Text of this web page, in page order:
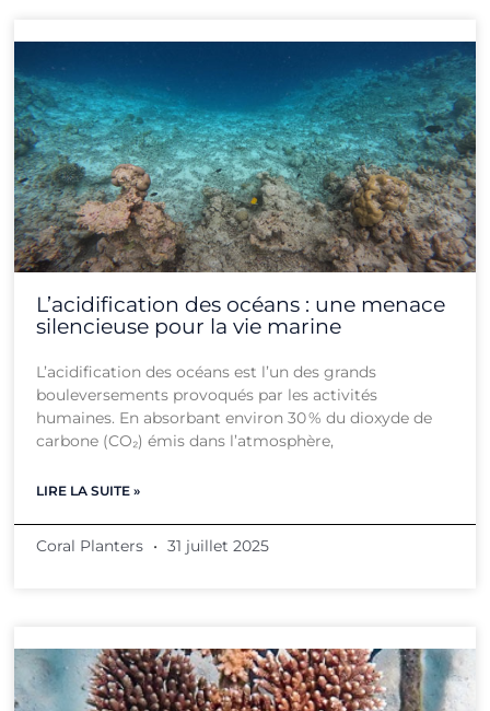
L’acidification des océans : une menace
silencieuse pour la vie marine
L’acidification des océans est l’un des grands
bouleversements provoqués par les activités
humaines. En absorbant environ 30 % du dioxyde de
carbone (CO₂) émis dans l’atmosphère,
LIRE LA SUITE »
Coral Planters 31 juillet 2025